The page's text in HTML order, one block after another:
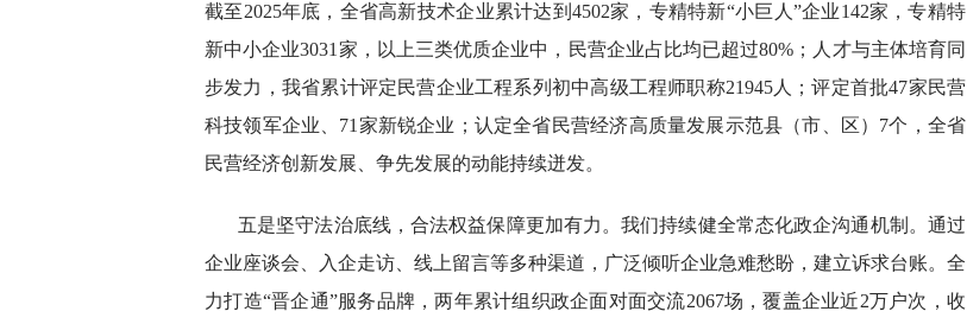
截至2025年底，全省高新技术企业累计达到4502家，专精特新“小巨人”企业142家，专精特
新中小企业3031家，以上三类优质企业中，民营企业占比均已超过80%；人才与主体培育同
步发力，我省累计评定民营企业工程系列初中高级工程师职称21945人；评定首批47家民营
科技领军企业、71家新锐企业；认定全省民营经济高质量发展示范县（市、区）7个，全省
民营经济创新发展、争先发展的动能持续迸发。
五是坚守法治底线，合法权益保障更加有力。我们持续健全常态化政企沟通机制。通过
企业座谈会、入企走访、线上留言等多种渠道，广泛倾听企业急难愁盼，建立诉求台账。全
力打造“晋企通”服务品牌，两年累计组织政企面对面交流2067场，覆盖企业近2万户次，收